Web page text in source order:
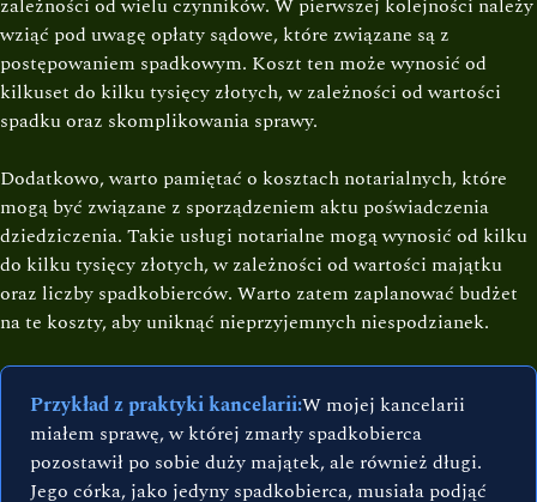
zależności od wielu czynników. W pierwszej kolejności należy
wziąć pod uwagę opłaty sądowe, które związane są z
postępowaniem spadkowym. Koszt ten może wynosić od
kilkuset do kilku tysięcy złotych, w zależności od wartości
spadku oraz skomplikowania sprawy.
Dodatkowo, warto pamiętać o kosztach notarialnych, które
mogą być związane z sporządzeniem aktu poświadczenia
dziedziczenia. Takie usługi notarialne mogą wynosić od kilku
do kilku tysięcy złotych, w zależności od wartości majątku
oraz liczby spadkobierców. Warto zatem zaplanować budżet
na te koszty, aby uniknąć nieprzyjemnych niespodzianek.
Przykład z praktyki kancelarii:W mojej kancelarii
miałem sprawę, w której zmarły spadkobierca
pozostawił po sobie duży majątek, ale również długi.
Jego córka, jako jedyny spadkobierca, musiała podjąć